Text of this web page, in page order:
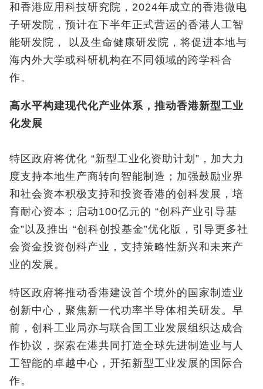
和香港应用科技研究院，2024年成立的香港微电
子研发院，预计在下半年正式营运的香港人工智
能研发院， 以及生命健康研发院，将促进本地与
海内外大学或科研机构在不同领域的跨学科合
作。
高水平构建现代化产业体系，推动香港新型工业
化发展
特区政府将优化 “新型工业化资助计划”，加大力
度支持本地生产商转向智能制造；加强鼓励业界
和社会资本积极支持和投资香港的创科发展，培
育耐心资本；启动100亿元的 “创科产业引导基
金”以及推出 “创科创投基金”优化版，引导更多社
会资金投资创科产业，支持策略性新兴和未来产
业的发展。
特区政府将推动香港建设首个境外的国家制造业
创新中心，聚焦新一代功率半导体相关研发。早
前，创科工业局亦与联合国工业发展组织达成合
作协议，探索在港共同打造全球先进制造业与人
工智能的卓越中心，开拓新型工业发展的国际合
作。